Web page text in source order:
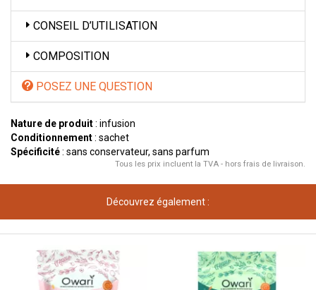
CONSEIL D’UTILISATION
COMPOSITION
POSEZ UNE QUESTION
Nature de produit: infusion
Conditionnement: sachet
Spécificité: sans conservateur, sans parfum
Tous les prix incluent la TVA - hors frais de livraison.
Découvrez également :